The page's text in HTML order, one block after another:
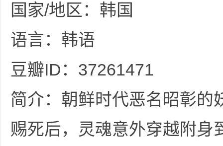
国家/地区：韩国
语言：韩语
豆瓣ID：37261471
简介：朝鲜时代恶名昭彰的
赐死后，灵魂意外穿越附身